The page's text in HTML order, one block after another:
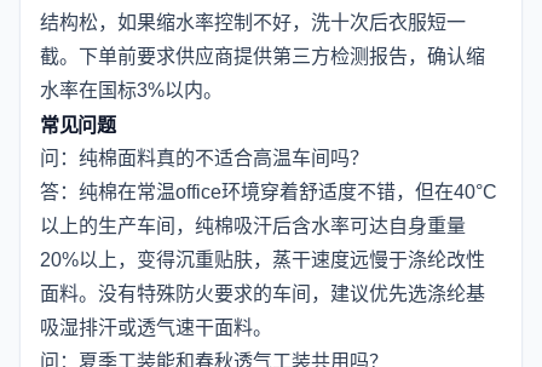
结构松，如果缩水率控制不好，洗十次后衣服短一
截。下单前要求供应商提供第三方检测报告，确认缩
水率在国标3%以内。
常见问题
问：纯棉面料真的不适合高温车间吗？
答：纯棉在常温office环境穿着舒适度不错，但在40°C
以上的生产车间，纯棉吸汗后含水率可达自身重量
20%以上，变得沉重贴肤，蒸干速度远慢于涤纶改性
面料。没有特殊防火要求的车间，建议优先选涤纶基
吸湿排汗或透气速干面料。
问：夏季工装能和春秋透气工装共用吗？